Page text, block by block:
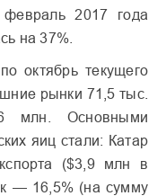
2017 года
на 37%.
октябрь текущего
рынки 71,5 тыс.
млн. Основными
яиц стали: Катар
($3,9 млн в
— 16,5% (на сумму